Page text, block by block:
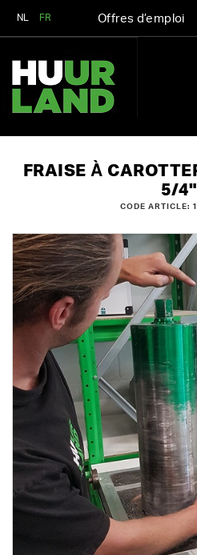
NL FR Offres d’emploi
FRAISE À
5/4"
CODE ARTICLE: